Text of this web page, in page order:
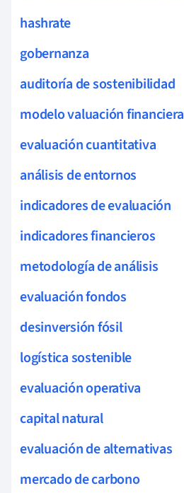
hashrate
gobernanza
auditoría de sostenibilidad
modelo valuación financiera
evaluación cuantitativa
análisis de entornos
indicadores de evaluación
indicadores financieros
metodología de análisis
evaluación fondos
desinversión fósil
logística sostenible
evaluación operativa
capital natural
evaluación de alternativas
mercado de carbono